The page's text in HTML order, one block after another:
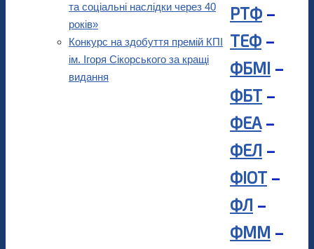
РТФ –
ТЕФ –
ФБМІ –
ФБТ –
ФЕА–
ФЕЛ –
ФІОТ –
ФЛ –
ФММ –
та соціальні наслідки через 40
років»
Конкурс на здобуття премій КПІ
ім. Ігоря Сікорського за кращі
видання